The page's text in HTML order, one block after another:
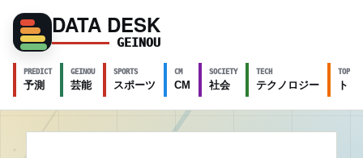
DATA DESK
GEINOU
PREDICT
予測
GEINOU
芸能
SPORTS
スポーツ
CM
CM
SOCIETY
社会
TECH
テクノロジー
TOPICS
ト